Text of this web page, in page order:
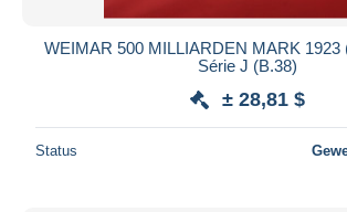
WEIMAR 500 MILLIARDEN MARK 1923
Série J (B.38)
± 28,81 $
Status